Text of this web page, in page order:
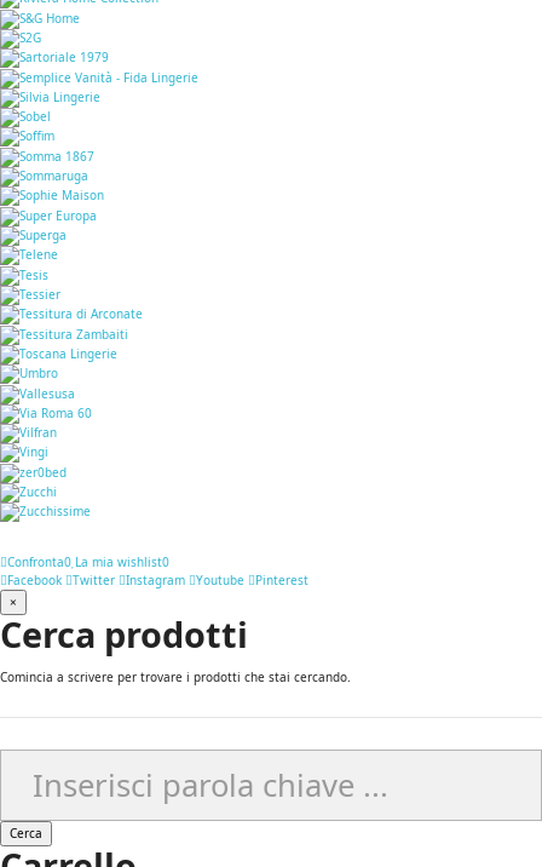
Confronta0 La mia wishlist0
Facebook
Twitter Instagram Youtube
Pinterest
×
Cerca prodotti
Comincia a scrivere per trovare i prodotti che stai cercando.
Cerca